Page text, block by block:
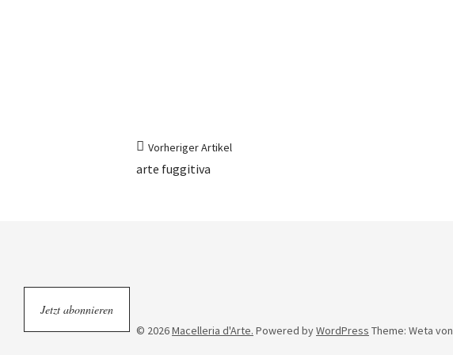
Vorheriger Artikel
arte fuggitiva
© 2026Macelleria d'Arte. Powered byWordPress Theme: Weta von
Jetzt abonnieren